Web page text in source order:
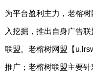
为平台盈利主力，老榕
入挖掘，推出自身广告
联盟。老榕树网盟【
推广；老榕树联盟主要